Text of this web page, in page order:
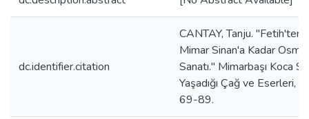
dc.identifier.citation
CANTAY, Tanju. "Fetih'ten
Mimar Sinan'a Kadar
Sanatı." Mimarbaşı Koca
Yaşadığı Çağ ve Eserleri,
69-89.